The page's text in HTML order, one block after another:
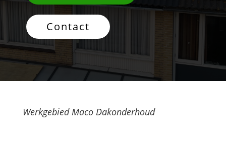
Contact
Werkgebied Maco Dakonderhoud